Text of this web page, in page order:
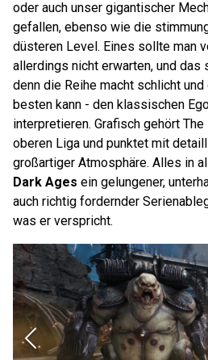
oder auch unser gigantischer
gefallen, ebenso wie die
düsteren Level. Eines sollte man
allerdings nicht erwarten, und das
denn die Reihe macht schlicht
besten kann - den klassischen
interpretieren. Grafisch gehört
oberen Liga und punktet mit
großartiger Atmosphäre. Alles in
Dark Ages ein gelungener,
auch richtig fordernder
was er verspricht.